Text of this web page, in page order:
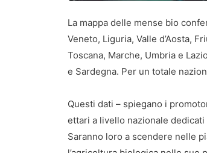
La mappa delle mense bio
Veneto, Liguria, Valle d’Aosta,
Toscana, Marche, Umbria e
e Sardegna. Per un totale
Questi dati – spiegano i
ettari a livello nazionale
Saranno loro a scendere nelle